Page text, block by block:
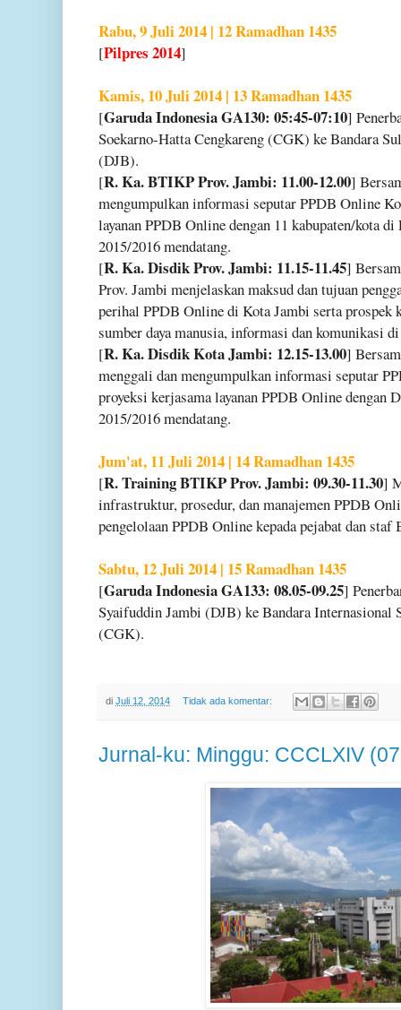
Rabu, 9 Juli 2014 | 12 Ramadhan 1435
[Pilpres 2014]
Kamis, 10 Juli 2014 | 13 Ramadhan 1435
[Garuda Indonesia GA130: 05:45-07:10]
Soekarno-Hatta Cengkareng (CGK) ke Bandara
(DJB).
[R. Ka. BTIKP Prov. Jambi: 11.00-12.00]
mengumpulkan informasi seputar PPDB Online
layanan PPDB Online dengan 11 kabupaten/kota
2015/2016 mendatang.
[R. Ka. Disdik Prov. Jambi: 11.15-11.45]
Prov. Jambi menjelaskan maksud dan tujuan
perihal PPDB Online di Kota Jambi serta prospek
sumber daya manusia, informasi dan komunikasi
[R. Ka. Disdik Kota Jambi: 12.15-13.00]
menggali dan mengumpulkan informasi seputar
proyeksi kerjasama layanan PPDB Online dengan
2015/2016 mendatang.
Jum'at, 11 Juli 2014 | 14 Ramadhan 1435
[R. Training BTIKP Prov. Jambi: 09.30-11.30]
infrastruktur, prosedur, dan manajemen PPDB
pengelolaan PPDB Online kepada pejabat dan
Sabtu, 12 Juli 2014 | 15 Ramadhan 1435
[Garuda Indonesia GA133: 08.05-09.25]
Syaifuddin Jambi (DJB) ke Bandara Internasional
(CGK).
di Juli 12, 2014 Tidak ada komentar:
Jurnal-ku: Minggu: CCCLXIV